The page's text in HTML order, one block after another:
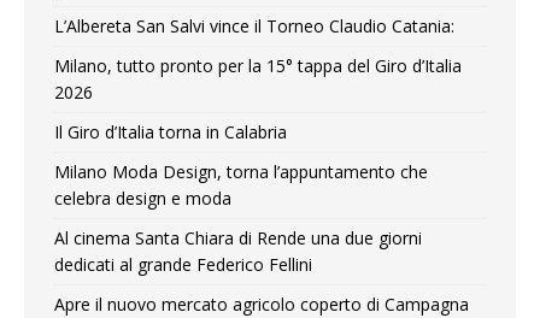
L’Albereta San Salvi vince il Torneo Claudio Catania:
Milano, tutto pronto per la 15° tappa del Giro d’Italia
2026
Il Giro d’Italia torna in Calabria
Milano Moda Design, torna l’appuntamento che
celebra design e moda
Al cinema Santa Chiara di Rende una due giorni
dedicati al grande Federico Fellini
Apre il nuovo mercato agricolo coperto di Campagna